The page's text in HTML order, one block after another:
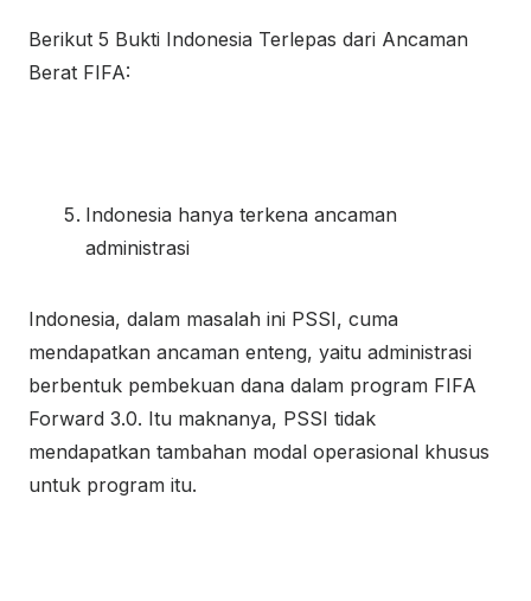
Berikut 5 Bukti Indonesia Terlepas dari Ancaman
Berat FIFA:
Indonesia hanya terkena ancaman
administrasi
Indonesia, dalam masalah ini PSSI, cuma
mendapatkan ancaman enteng, yaitu administrasi
berbentuk pembekuan dana dalam program FIFA
Forward 3.0. Itu maknanya, PSSI tidak
mendapatkan tambahan modal operasional khusus
untuk program itu.